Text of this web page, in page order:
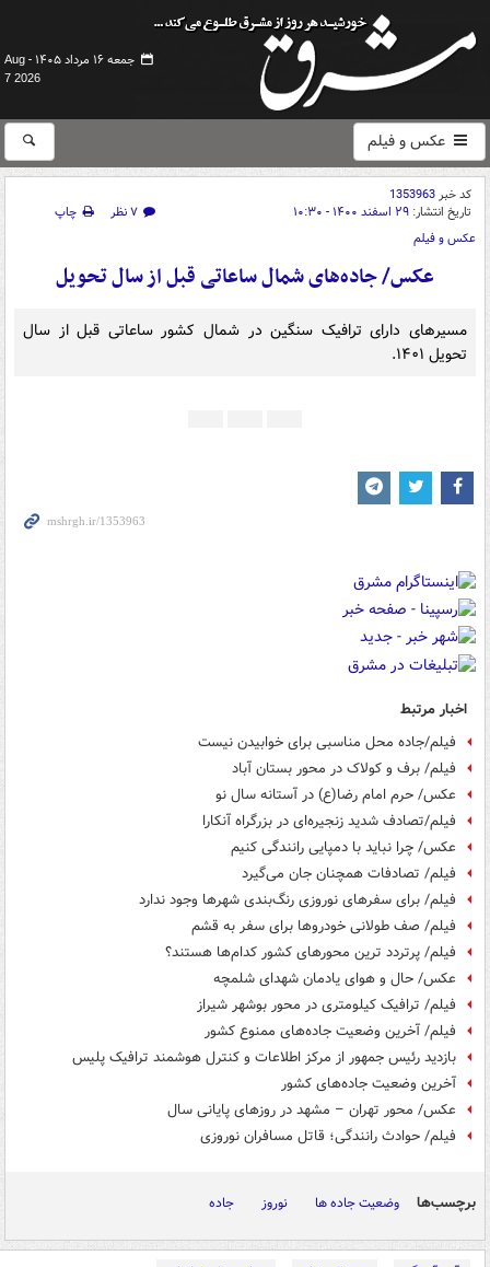
جمعه ۱۶ مرداد ۱۴۰۵ -
Aug
7 2026
عکس و فیلم
کد خبر1353963
تاریخ انتشار: ۲۹ اسفند ۱۴۰۰ - ۱۰:۳۰ ۷ نظر
چاپ
عکس و فیلم
عکس/ جاده‌های شمال ساعاتی قبل از سال تحویل
مسیرهای دارای ترافیک سنگین در شمال کشور ساعاتی قبل از سال
تحویل ۱۴۰۱.
اخبار مرتبط
فیلم/جاده محل مناسبی برای خوابیدن نیست
فیلم/ برف و کولاک در محور بستان آباد
عکس/ حرم امام رضا(ع) در آستانه سال نو
فیلم/تصادف شدید زنجیره‌ای در بزرگراه آنکارا
عکس/ چرا نباید با دمپایی رانندگی کنیم
فیلم/ تصادفات همچنان جان می‌گیرد
فیلم/ برای سفرهای نوروزی رنگ‌بندی شهرها وجود ندارد
فیلم/ صف طولانی خودروها برای سفر به قشم
فیلم/ پرتردد ترین محورهای کشور کدام‌ها هستند؟
عکس/ حال و هوای یادمان شهدای شلمچه
فیلم/ ترافیک کیلومتری در محور بوشهر شیراز
فیلم/ آخرین وضعیت جاده‌های ممنوع کشور
بازدید رئیس جمهور از مرکز اطلاعات و کنترل هوشمند ترافیک پلیس
آخرین وضعیت جاده‌های کشور
عکس/ محور تهران – مشهد در روزهای پایانی سال
فیلم/ حوادث رانندگی؛ قاتل مسافران نوروزی
برچسب‌ها وضعیت جاده ها نوروز جاده